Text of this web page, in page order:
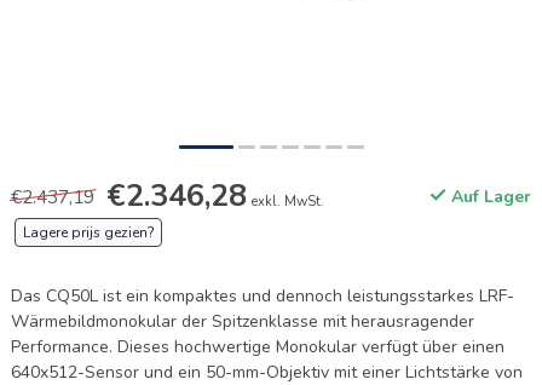
€2.437,19 €2.346,28 exkl. MwSt. Auf Lager
Lagere prijs gezien?
Das CQ50L ist ein kompaktes und dennoch leistungsstarkes LRF-
Wärmebildmonokular der Spitzenklasse mit herausragender
Performance. Dieses hochwertige Monokular verfügt über einen
640x512-Sensor und ein 50-mm-Objektiv mit einer Lichtstärke von